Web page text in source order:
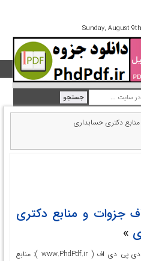
دکتری حسابداری
جزوات و منابع دکتری
»
سایت پی اچ دی پی دی اف ( www.PhdPdf.ir ): منابع